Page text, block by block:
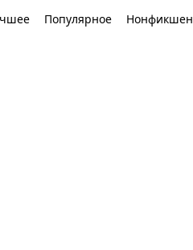
Популярное Нонфикшен